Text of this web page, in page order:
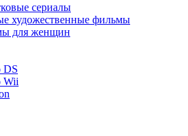
сериалы
художественные фильмы
для женщин
DS
Wii